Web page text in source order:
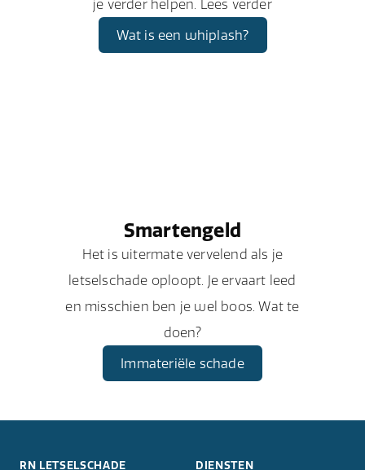
je verder helpen. Lees verder
Wat is een whiplash?
Smartengeld
Het is uitermate vervelend als je
letselschade oploopt. Je ervaart leed
en misschien ben je wel boos. Wat te
doen?
Immateriële schade
RN LETSELSCHADE DIENSTEN